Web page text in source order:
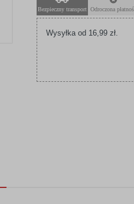
Bezpieczny transport Odroczona
Wysyłka od 16,99 zł.